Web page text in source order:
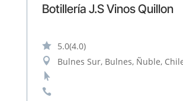
Botillería J.S Vinos Quillon
 5.0(4.0)
 Bulnes Sur, Bulnes, Ñuble,

